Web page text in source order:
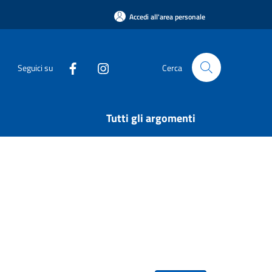
Accedi all'area personale
Seguici su Cerca
Tutti gli argomenti